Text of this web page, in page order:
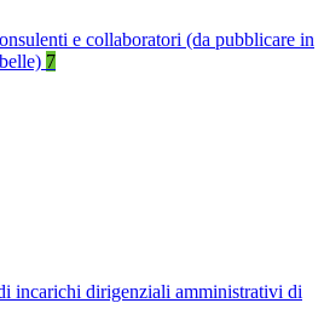
e collaboratori (da pubblicare in
7
incarichi dirigenziali amministrativi di